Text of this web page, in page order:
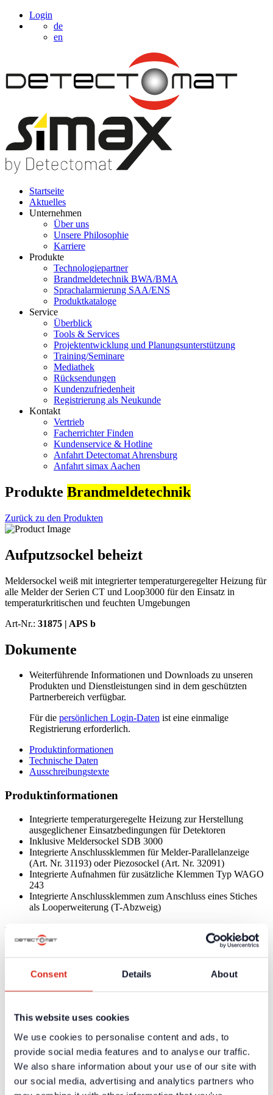
Consent Details About
This website uses cookies
We use cookies to personalise content and ads, to
provide social media features and to analyse our traffic.
We also share information about your use of our site with
our social media, advertising and analytics partners who
Login
de
en
Startseite
Aktuelles
Unternehmen
Über uns
Unsere Philosophie
Karriere
Produkte
Technologiepartner
Brandmeldetechnik BWA/BMA
Sprachalarmierung SAA/ENS
Produktkataloge
Service
Überblick
Tools & Services
Projektentwicklung und Planungsunterstützung
Training/Seminare
Mediathek
Rücksendungen
Kundenzufriedenheit
Registrierung als Neukunde
Kontakt
Vertrieb
Facherrichter Finden
Kundenservice & Hotline
Anfahrt Detectomat Ahrensburg
Anfahrt simax Aachen
Produkte Brandmeldetechnik
Zurück zu den Produkten
Aufputzsockel beheizt
Meldersockel weiß mit integrierter temperaturgeregelter Heizung für
alle Melder der Serien CT und Loop3000 für den Einsatz in
temperaturkritischen und feuchten Umgebungen
Art-Nr.: 31875 | APS b
Dokumente
Weiterführende Informationen und Downloads zu unseren
Produkten und Dienstleistungen sind in dem geschützten
Partnerbereich verfügbar.
Für die persönlichen Login-Daten ist eine einmalige
Registrierung erforderlich.
Produktinformationen
Technische Daten
Ausschreibungstexte
Produktinformationen
Integrierte temperaturgeregelte Heizung zur Herstellung
ausgeglichener Einsatzbedingungen für Detektoren
Inklusive Meldersockel SDB 3000
Integrierte Anschlussklemmen für Melder-Parallelanzeige
(Art. Nr. 31193) oder Piezosockel (Art. Nr. 32091)
Integrierte Aufnahmen für zusätzliche Klemmen Typ WAGO
243
Integrierte Anschlussklemmen zum Anschluss eines Stiches
als Looperweiterung (T-Abzweig)
Technische Daten
Ruhestrom
107mA
Farbe
Gehäuse weiß
Abmessungen (H x D) 55 mm x 110 mm
Betriebsspannung
24V DC
Zertifikate / Zulassungen